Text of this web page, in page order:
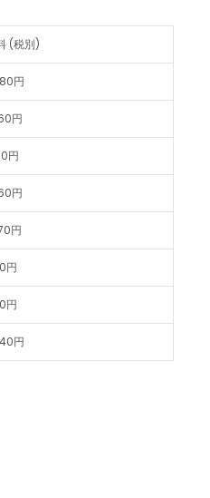
(税別)
円
円
円
円
円
円
円
円